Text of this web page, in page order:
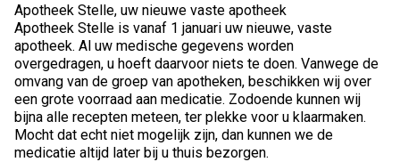
Apotheek Stelle, uw nieuwe vaste apotheek
Apotheek Stelle is vanaf 1 januari uw nieuwe, vaste
apotheek. Al uw medische gegevens worden
overgedragen, u hoeft daarvoor niets te doen. Vanwege de
omvang van de groep van apotheken, beschikken wij over
een grote voorraad aan medicatie. Zodoende kunnen wij
bijna alle recepten meteen, ter plekke voor u klaarmaken.
Mocht dat echt niet mogelijk zijn, dan kunnen we de
medicatie altijd later bij u thuis bezorgen.